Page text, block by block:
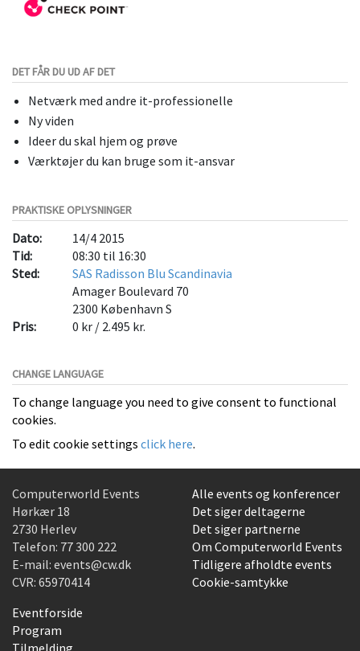
DET FÅR DU UD AF DET
Netværk med andre it-professionelle
Ny viden
Ideer du skal hjem og prøve
Værktøjer du kan bruge som it-ansvar
PRAKTISKE OPLYSNINGER
Dato:
14/4 2015
Tid:
08:30 til 16:30
Sted:
SAS Radisson Blu Scandinavia
Amager Boulevard 70
2300 København S
Pris:
0 kr / 2.495 kr.
CHANGE LANGUAGE
To change language you need to give consent to functional
cookies.
To edit cookie settings click here.
Computerworld Events
Hørkær 18
2730 Herlev
Telefon: 77 300 222
E-mail: events@cw.dk
CVR: 65970414
Alle events og konferencer
Det siger deltagerne
Det siger partnerne
Om Computerworld Events
Tidligere afholdte events
Cookie-samtykke
Eventforside
Program